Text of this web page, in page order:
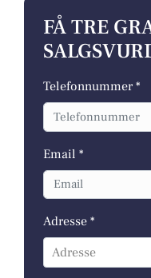
FÅ TRE
Telefonnummer *
Email *
Adresse *
Adresse